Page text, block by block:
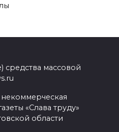
средства массовой
«Слава труду»
области